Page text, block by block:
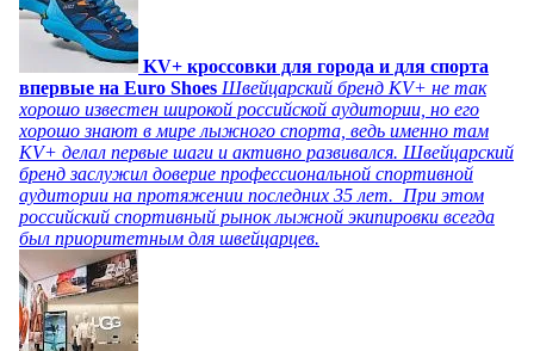
KV+ кроссовки для города и для спорта
впервые на Euro Shoes Швейцарский бренд KV+ не так
хорошо известен широкой российской аудитории, но его
хорошо знают в мире лыжного спорта, ведь именно там
KV+ делал первые шаги и активно развивался. Швейцарский
бренд заслужил доверие профессиональной спортивной
аудитории на протяжении последних 35 лет. При этом
российский спортивный рынок лыжной экипировки всегда
был приоритетным для швейцарцев.